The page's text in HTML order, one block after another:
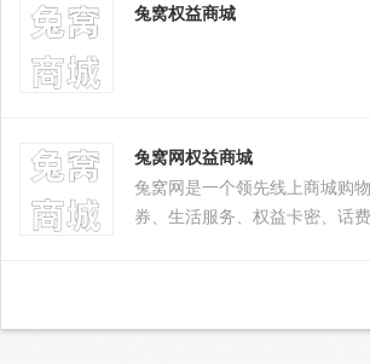
兔窝权益商城
兔窝网权益商城
兔窝网是一个领先线上商城购
券、生活服务、权益卡密、话